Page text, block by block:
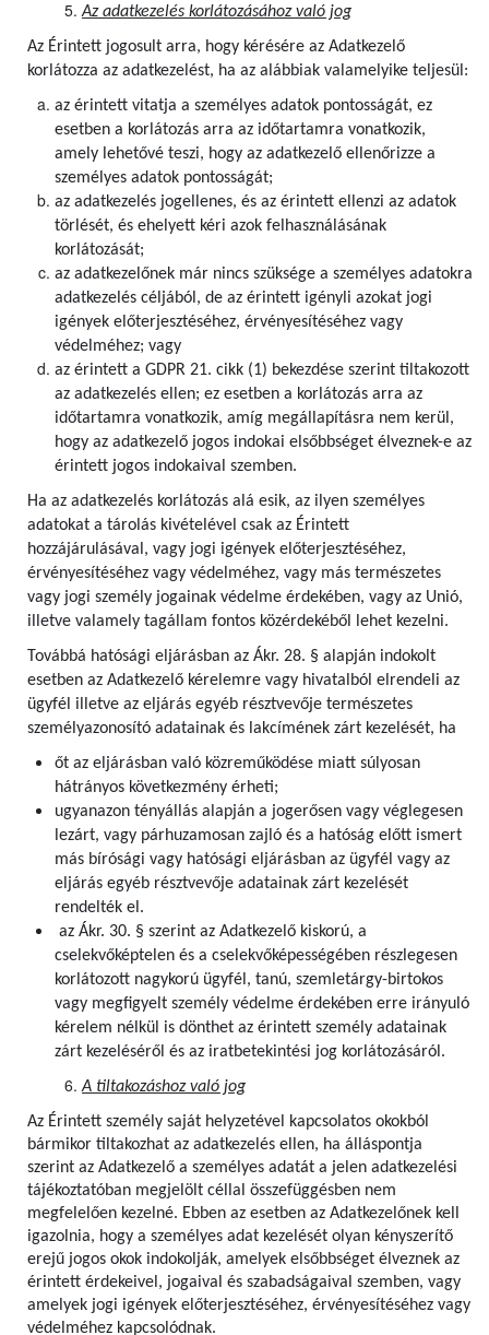
Az adatkezelés korlátozásához való jog
Az Érintett jogosult arra, hogy kérésére az Adatkezelő
korlátozza az adatkezelést, ha az alábbiak valamelyike teljesül:
az érintett vitatja a személyes adatok pontosságát, ez
esetben a korlátozás arra az időtartamra vonatkozik,
amely lehetővé teszi, hogy az adatkezelő ellenőrizze a
személyes adatok pontosságát;
az adatkezelés jogellenes, és az érintett ellenzi az adatok
törlését, és ehelyett kéri azok felhasználásának
korlátozását;
az adatkezelőnek már nincs szüksége a személyes adatokra
adatkezelés céljából, de az érintett igényli azokat jogi
igények előterjesztéséhez, érvényesítéséhez vagy
védelméhez; vagy
az érintett a GDPR 21. cikk (1) bekezdése szerint tiltakozott
az adatkezelés ellen; ez esetben a korlátozás arra az
időtartamra vonatkozik, amíg megállapításra nem kerül,
hogy az adatkezelő jogos indokai elsőbbséget élveznek-e az
érintett jogos indokaival szemben.
Ha az adatkezelés korlátozás alá esik, az ilyen személyes
adatokat a tárolás kivételével csak az Érintett
hozzájárulásával, vagy jogi igények előterjesztéséhez,
érvényesítéséhez vagy védelméhez, vagy más természetes
vagy jogi személy jogainak védelme érdekében, vagy az Unió,
illetve valamely tagállam fontos közérdekéből lehet kezelni.
Továbbá hatósági eljárásban az Ákr. 28. § alapján indokolt
esetben az Adatkezelő kérelemre vagy hivatalból elrendeli az
ügyfél illetve az eljárás egyéb résztvevője természetes
személyazonosító adatainak és lakcímének zárt kezelését, ha
őt az eljárásban való közreműködése miatt súlyosan
hátrányos következmény érheti;
ugyanazon tényállás alapján a jogerősen vagy véglegesen
lezárt, vagy párhuzamosan zajló és a hatóság előtt ismert
más bírósági vagy hatósági eljárásban az ügyfél vagy az
eljárás egyéb résztvevője adatainak zárt kezelését
rendelték el.
az Ákr. 30. § szerint az Adatkezelő kiskorú, a
cselekvőképtelen és a cselekvőképességében részlegesen
korlátozott nagykorú ügyfél, tanú, szemletárgy-birtokos
vagy megfigyelt személy védelme érdekében erre irányuló
kérelem nélkül is dönthet az érintett személy adatainak
zárt kezeléséről és az iratbetekintési jog korlátozásáról.
A tiltakozáshoz való jog
Az Érintett személy saját helyzetével kapcsolatos okokból
bármikor tiltakozhat az adatkezelés ellen, ha álláspontja
szerint az Adatkezelő a személyes adatát a jelen adatkezelési
tájékoztatóban megjelölt céllal összefüggésben nem
megfelelően kezelné. Ebben az esetben az Adatkezelőnek kell
igazolnia, hogy a személyes adat kezelését olyan kényszerítő
erejű jogos okok indokolják, amelyek elsőbbséget élveznek az
érintett érdekeivel, jogaival és szabadságaival szemben, vagy
amelyek jogi igények előterjesztéséhez, érvényesítéséhez vagy
védelméhez kapcsolódnak.